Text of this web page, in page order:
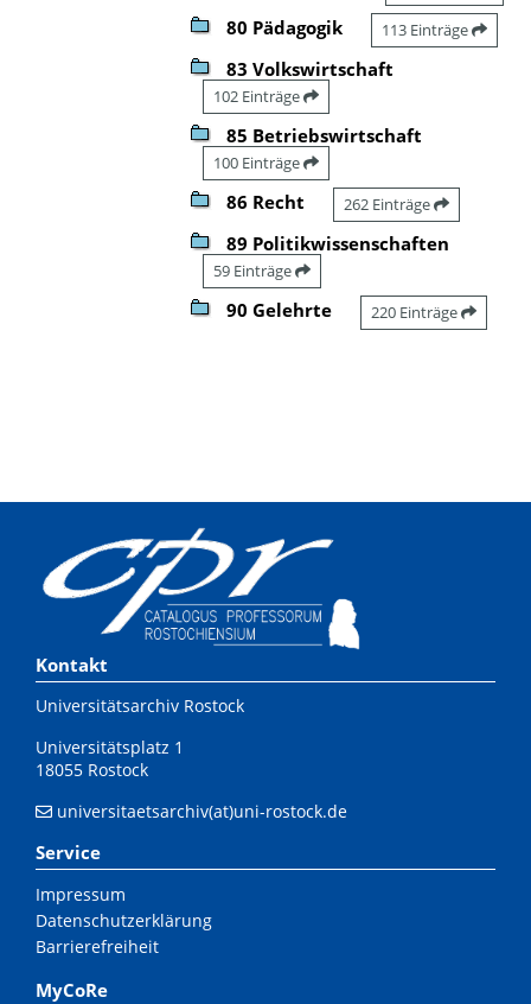
80 Pädagogik 113 Einträge
83 Volkswirtschaft
102 Einträge
85 Betriebswirtschaft
100 Einträge
86 Recht 262 Einträge
89 Politikwissenschaften
59 Einträge
90 Gelehrte 220 Einträge
Kontakt
Universitätsarchiv Rostock
Universitätsplatz 1
18055 Rostock
universitaetsarchiv(at)uni-rostock.de
Service
Impressum
Datenschutzerklärung
Barrierefreiheit
MyCoRe